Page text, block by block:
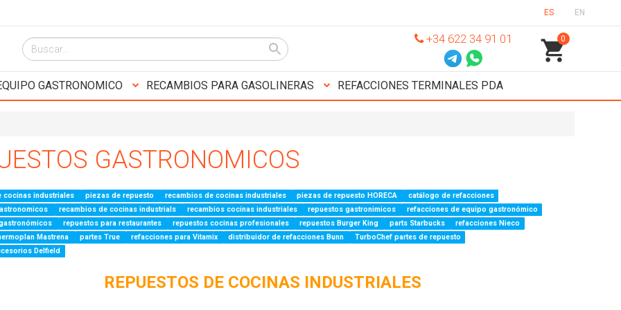
ES EN
+34 622 34 91 01 0
GASTRONOMICO RECAMBIOS PARA GASOLINERAS REFACCIONES TERMINALES PDA
GASTRONOMICOS
cocinas industriales piezas de repuesto recambios de cocinas industriales piezas de repuesto HORECA
catálogo de refacciones
recambios de cocinas industrials recambios cocinas industriales repuestos gastronimicos
refacciones de equipo gastronómico
repuestos para restaurantes repuestos cocinas profesionales repuestos Burger King parts Starbucks
refacciones Nieco
Mastrena
partes True refacciones para Vitamix distribuidor de refacciones Bunn
TurboChef partes de repuesto
Delfield
REPUESTOS DE COCINAS INDUSTRIALES